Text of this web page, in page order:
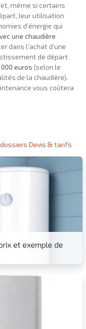
même si certains
leur utilisation
d’énergie qui
une chaudière
dans l’achat d’une
de départ
euros (selon le
de la chaudière).
vous coûtera
Devis & tarifs
et exemple de